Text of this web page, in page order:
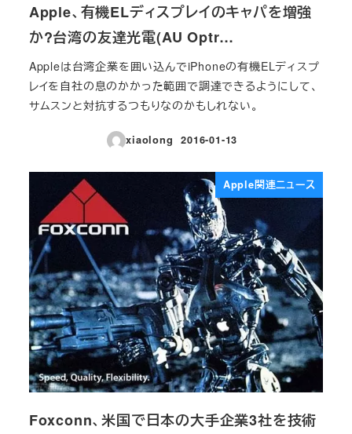
Apple、有機ELディスプレイのキャパを増強
か?台湾の友達光電(AU Optr…
Appleは台湾企業を囲い込んでiPhoneの有機ELディスプ
レイを自社の息のかかった範囲で調達できるようにして、
サムスンと対抗するつもりなのかもしれない。
xiaolong
投稿日
2016-01-13
Apple関連ニュース
Foxconn、米国で日本の大手企業3社を技術